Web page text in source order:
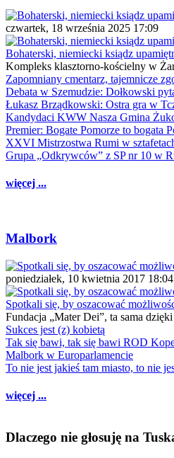
czwartek, 18 września 2025 17:09
Bohaterski, niemiecki ksiądz
Kompleks klasztorno-kościelny w
Zapomniany cmentarz, tajemnicze
Debata w Szemudzie: Dołkowski
Łukasz Brządkowski: Ostra gra w
Kandydaci KWW Nasza Gmina
Premier: Bogate Pomorze to bogata
XXVI Mistrzostwa Rumi w
Grupa „Odkrywców” z SP nr 10 w
więcej ...
Malbork
poniedziałek, 10 kwietnia 2017 18:04
Spotkali się, by oszacować
Fundacja „Mater Dei”, ta sama
Sukces jest (z) kobietą
Tak się bawi, tak się bawi ROD
Malbork w Europarlamencie
To nie jest jakieś tam miasto, to nie
więcej ...
Dlaczego nie głosuję na